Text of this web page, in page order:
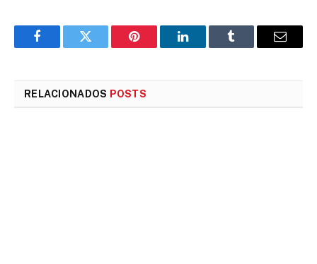
FacebookTwitter Pinterest LinkedInTumblr
E-
RELACIONADOS POSTS